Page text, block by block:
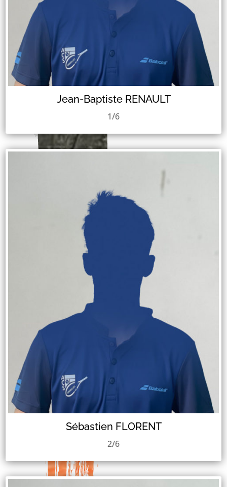
Jean-Baptiste RENAULT
1/6
Sébastien FLORENT
2/6